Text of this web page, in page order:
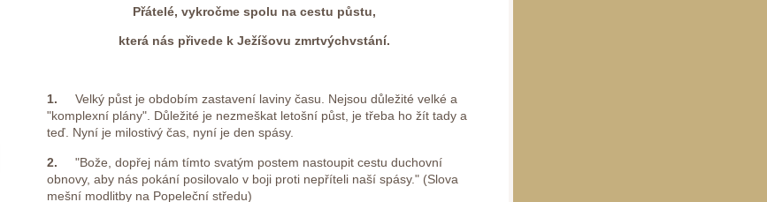
Přátelé, vykročme spolu na cestu půstu,
která nás přivede k Ježíšovu zmrtvýchvstání.
1.Velký půst je obdobím zastavení laviny času. Nejsou důležité velké a
"komplexní plány". Důležité je nezmeškat letošní půst, je třeba ho žít tady a
teď. Nyní je milostivý čas, nyní je den spásy.
2."Bože, dopřej nám tímto svatým postem nastoupit cestu duchovní
obnovy, aby nás pokání posilovalo v boji proti nepříteli naší spásy." (Slova
mešní modlitby na Popeleční středu)